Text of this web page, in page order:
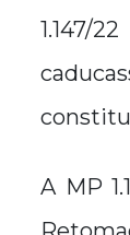
1.147/
A MP